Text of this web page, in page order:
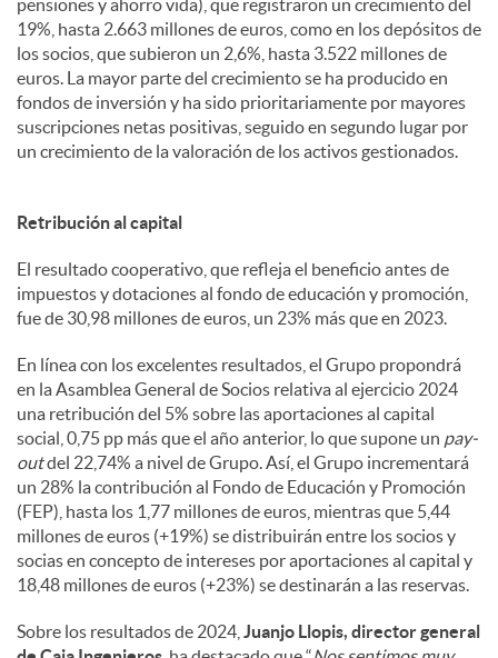
19%, hasta 2.663 millones de euros, como en los depósitos de
los socios, que subieron un 2,6%, hasta 3.522 millones de
euros. La mayor parte del crecimiento se ha producido en
fondos de inversión y ha sido prioritariamente por mayores
suscripciones netas positivas, seguido en segundo lugar por
un crecimiento de la valoración de los activos gestionados.
Retribución al capital
El resultado cooperativo, que refleja el beneficio antes de
impuestos y dotaciones al fondo de educación y promoción,
fue de 30,98 millones de euros, un 23% más que en 2023.
En línea con los excelentes resultados, el Grupo propondrá
en la Asamblea General de Socios relativa al ejercicio 2024
una retribución del 5% sobre las aportaciones al capital
social, 0,75 pp más que el año anterior, lo que supone un pay-
outdel 22,74% a nivel de Grupo. Así, el Grupo incrementará
un 28% la contribución al Fondo de Educación y Promoción
(FEP), hasta los 1,77 millones de euros, mientras que 5,44
millones de euros (+19%) se distribuirán entre los socios y
socias en concepto de intereses por aportaciones al capital y
18,48 millones de euros (+23%) se destinarán a las reservas.
Sobre los resultados de 2024, Juanjo Llopis, director general